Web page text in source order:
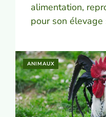
alimentation,
pour son élevage
ANIMAUX